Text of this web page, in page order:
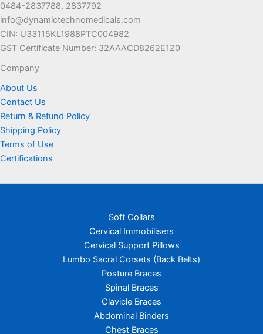
0484-2837788, 2837792
info@dynamictechnomedicals.com
CIN: U33115KL1988PTC004982
GST Certificate Number: 32AAACD8262E1Z0
Company
About Us
Contact Us
Return & Refund Policy
Shipping Policy
Terms of Use
Certifications
Soft Collars
Cervical Immobilisers
Cervical Support Pillows
Lumbo Sacral Corsets (Back Belts)
Posture Braces
Spinal Braces
Clavicle Braces
Abdominal Binders
Chest Braces